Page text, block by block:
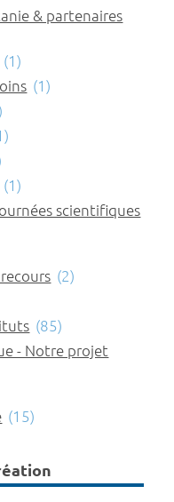
& partenaires
(1)
(1)
(1)
scientifiques
(2)
(85)
- Notre projet
(15)